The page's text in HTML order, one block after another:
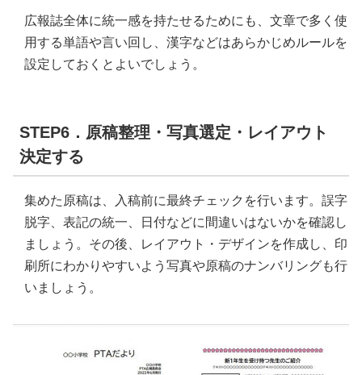
広報誌全体に統一感を持たせるためにも、文章で多く使
用する単語や言い回し、漢字などはあらかじめルールを
設定しておくとよいでしょう。
STEP6．原稿整理・写真選定・レイアウト
決定する
集めた原稿は、入稿前に最終チェックを行います。誤字
脱字、表記の統一、日付などに間違いはないかを確認し
ましょう。その後、レイアウト・デザインを作成し、印
刷所にわかりやすいよう写真や原稿のナンバリングも行
いましょう。